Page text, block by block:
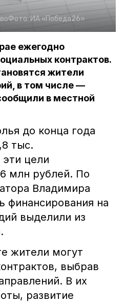
Фото: ИА «Победа26»
ежегодно
контрактов.
жители
в том числе —
в местной
до конца года
тыс.
эти цели
млн рублей. По
Владимира
финансирования на
выделили из
жители могут
выбрав
В их
развитие